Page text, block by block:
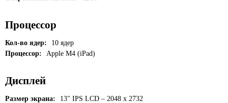
Процессор
Кол-во ядер:
10 ядер
Процессор:
Apple M4 (iPad)
Дисплей
Размер экрана: 13" IPS LCD – 2048 x 2732